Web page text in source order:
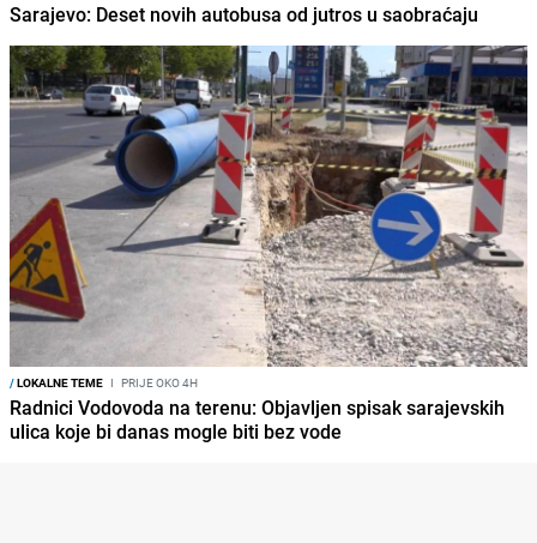
Sarajevo: Deset novih autobusa od jutros u saobraćaju
/LOKALNE TEME I PRIJE OKO 4H
Radnici Vodovoda na terenu: Objavljen spisak sarajevskih
ulica koje bi danas mogle biti bez vode